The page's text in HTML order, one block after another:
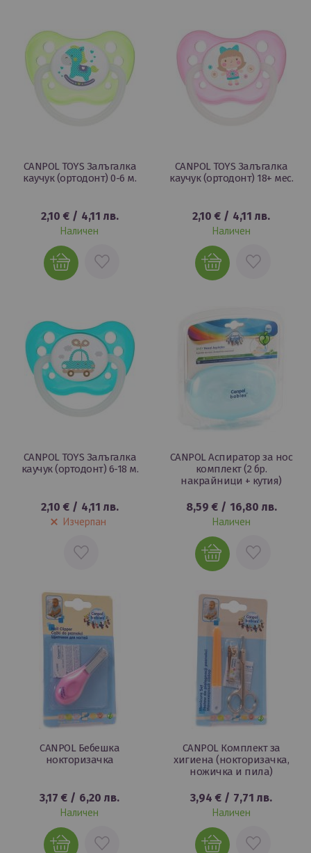
CANPOL TOYS Залъгалка
каучук (ортодонт) 0-6 м.
2,10 €/ 4,11 лв.
Наличен
ДОБАВИ
CANPOL TOYS Залъгалка
каучук (ортодонт) 18+ мес.
2,10 € / 4,11 лв.
Наличен
ДОБАВИ
CANPOL TOYS Залъгалка
каучук (ортодонт) 6-18 м.
2,10 €/ 4,11 лв.
Изчерпан
ДОБАВИ
ЛЮБИМИ
CANPOL Аспиратор за нос
комплект (2 бр.
накрайници + кутия)
8,59 €/ 16,80 лв.
Наличен
ДОБАВИ
CANPOL Бебешка
нокторизачка
3,17 € / 6,20 лв.
Наличен
ДОБАВИ
CANPOL Комплект за
хигиена (нокторизачка,
ножичка и пила)
3,94 € / 7,71 лв.
Наличен
ДОБАВИ